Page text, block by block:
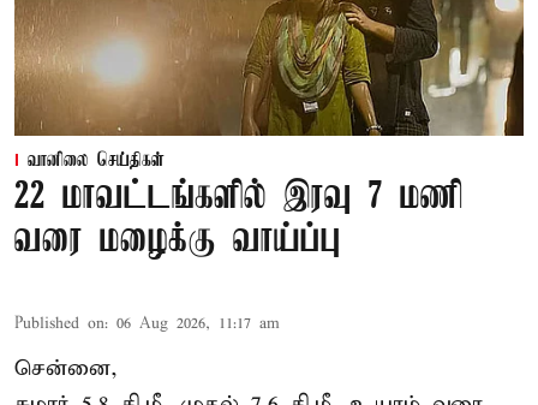
வானிலை செய்திகள்
22 மாவட்டங்களில் இரவு 7 மணி
வரை மழைக்கு வாய்ப்பு
Published on: 06 Aug 2026, 11:17 am
சென்னை,